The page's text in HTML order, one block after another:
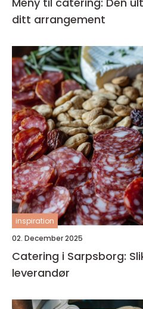
ditt arrangement
inspiration
02. December 2025
Catering i Sarpsborg:
leverandør